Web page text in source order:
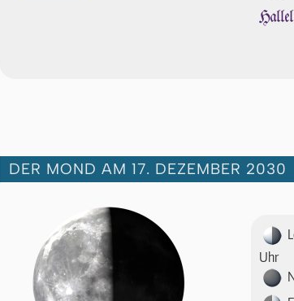
DER MOND AM 17. DEZEMBER 2030
Uhr